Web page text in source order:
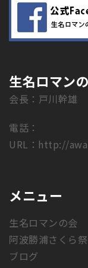
生名ロマン
会長：戸川幹雄
電話：
URL： http://
メニュー
生名ロマンの会
阿波勝浦さくら
ブログ